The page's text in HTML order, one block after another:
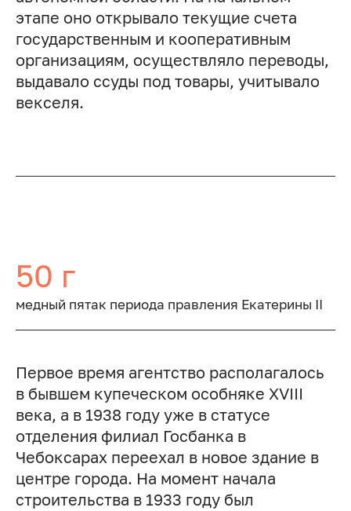
этапе оно открывало текущие счета
государственным и кооперативным
организациям, осуществляло переводы,
выдавало ссуды под товары, учитывало
векселя.
50 г
медный пятак периода правления Екатерины II
Первое время агентство располагалось
в бывшем купеческом особняке XVIII
века, а в 1938 году уже в статусе
отделения филиал Госбанка в
Чебоксарах переехал в новое здание в
центре города. На момент начала
строительства в 1933 году был